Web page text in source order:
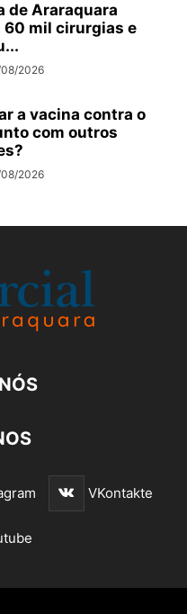
de Araraquara
60 mil cirurgias e
2026
a vacina contra o
com outros
2026
VKontakte